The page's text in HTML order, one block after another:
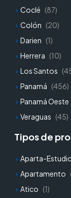
Coclé (87)
Colón (20)
Darien (1)
Herrera (10)
Los Santos
Panamá (456)
Panamá Oeste
Veraguas (45)
Tipos de
Aparta-
Apartamento
Atico (1)